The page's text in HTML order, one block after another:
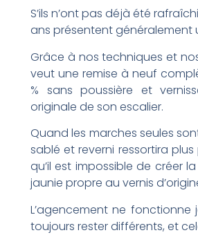
S’ils n’ont pas déjà été
ans présentent généralement
Grâce à nos techniques et
veut une remise à neuf
% sans poussière et
originale de son escalier.
Quand les marches seules
sablé et reverni ressortira
qu’il est impossible de créer
jaunie propre au vernis
L’agencement ne
toujours rester différents, et